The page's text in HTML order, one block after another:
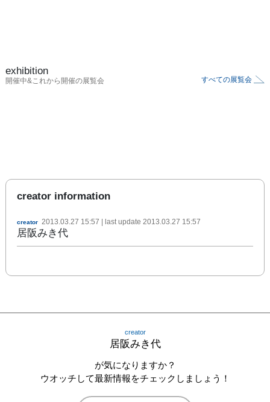
exhibition
開催中&これから開催の展覧会 すべての展覧会
creator information
creator 2013.03.27 15:57 | last update 2013.03.27 15:57
居阪みき代
creator
居阪みき代
が気になりますか？
ウオッチして最新情報をチェックしましょう！